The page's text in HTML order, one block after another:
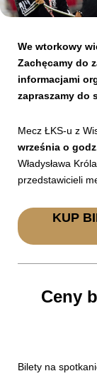
Kibice
SKLEP
We wtorkowy
Zachęcamy do
informacjami
zapraszamy do
Mecz ŁKS-u z
września o
Władysława
przedstawicieli
KUP
Ceny
Bilety na